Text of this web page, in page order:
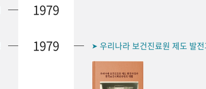
1979
1979 ➤ 우리나라 보건진료원 제도 발